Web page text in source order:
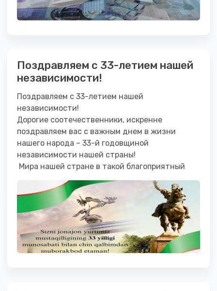
Поздравляем с 33-летием нашей
независимости!
Поздравляем с 33-летием нашей
независимости!
Дорогие соотечественники, искренне
поздравляем вас с важным днем ​​в жизни
нашего народа – 33-й годовщиной
независимости нашей страны!
Мира нашей стране в такой благоприятный